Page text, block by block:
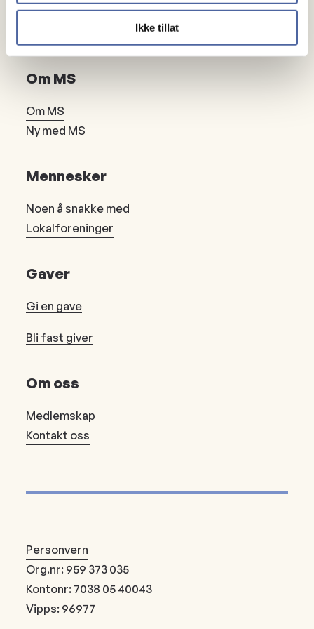
Ikke tillat
Om MS
Om MS
Ny med MS
Mennesker
Noen å snakke med
Lokalforeninger
Gaver
Gi en gave
Bli fast giver
Om oss
Medlemskap
Kontakt oss
Personvern
Org.nr: 959 373 035
Kontonr: 7038 05 40043
Vipps: 96977